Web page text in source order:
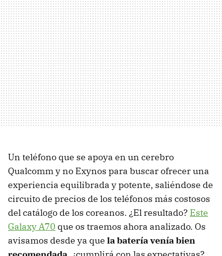
Un teléfono que se apoya en un cerebro
Qualcomm y no Exynos para buscar ofrecer una
experiencia equilibrada y potente, saliéndose de
circuito de precios de los teléfonos más costosos
del catálogo de los coreanos. ¿El resultado? Este
Galaxy A70 que os traemos ahora analizado. Os
avisamos desde ya que la batería venía bien